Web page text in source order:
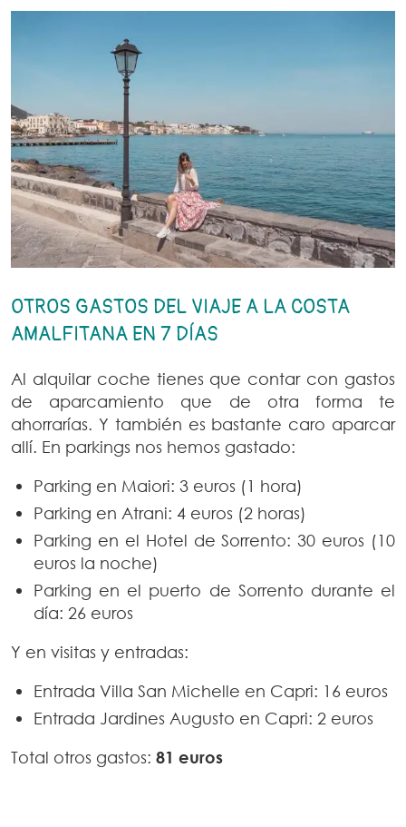
OTROS GASTOS DEL VIAJE A LA COSTA
AMALFITANA EN 7 DÍAS
Al alquilar coche tienes que contar con gastos
de aparcamiento que de otra forma te
ahorrarías. Y también es bastante caro aparcar
allí. En parkings nos hemos gastado:
Parking en Maiori: 3 euros (1 hora)
Parking en Atrani: 4 euros (2 horas)
Parking en el Hotel de Sorrento: 30 euros (10
euros la noche)
Parking en el puerto de Sorrento durante el
día: 26 euros
Y en visitas y entradas:
Entrada Villa San Michelle en Capri: 16 euros
Entrada Jardines Augusto en Capri: 2 euros
Total otros gastos: 81 euros